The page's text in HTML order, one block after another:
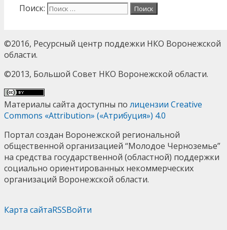
Поиск:
©2016, Ресурсный центр поддежки НКО Воронежской
области.
©2013, Большой Совет НКО Воронежской области.
Материалы сайта доступны по лицензии Creative
Commons «Attribution» («Атрибуция») 4.0
Портал создан Воронежской региональной
общественной организацией “Молодое Черноземье”
на средства государственной (областной) поддержки
социально ориентированных некоммерческих
организаций Воронежской области.
Карта сайтаRSSВойти